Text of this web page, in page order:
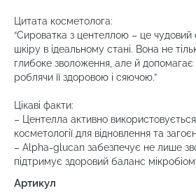
Цитата косметолога:
“Сироватка з центеллою – це чудовий
шкіру в ідеальному стані. Вона не
глибоке зволоження, але й допомагає
роблячи її здоровою і сяючою.”
Цікаві факти:
– Центелла активно
косметології для відновлення та
– Alpha-glucan забезпечує не лише
підтримує здоровий баланс
Артикул